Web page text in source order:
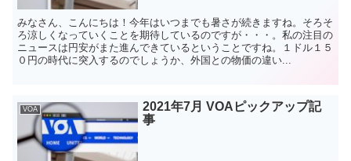
みなさん、こんにちは！今年はいつまでも暑さが続きますね。そろそ
ろ涼しくなっていくことを期待しているのですが・・・。私の注目の
ニュースは円安がまた進んできているということですね。１ドル１５
０円の時代に突入するのでしょうか、外国との物価の違い...
VOA
2021年7月 VOAピックアップ記
事